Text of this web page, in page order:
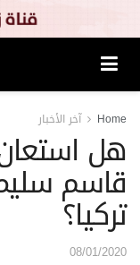
Home آخر الأخبار
هل استعان
قاسم
تركيا؟
08/01/2020